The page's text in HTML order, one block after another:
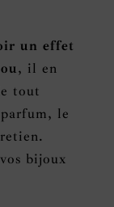
un effet
, il en
tout
le
bijoux